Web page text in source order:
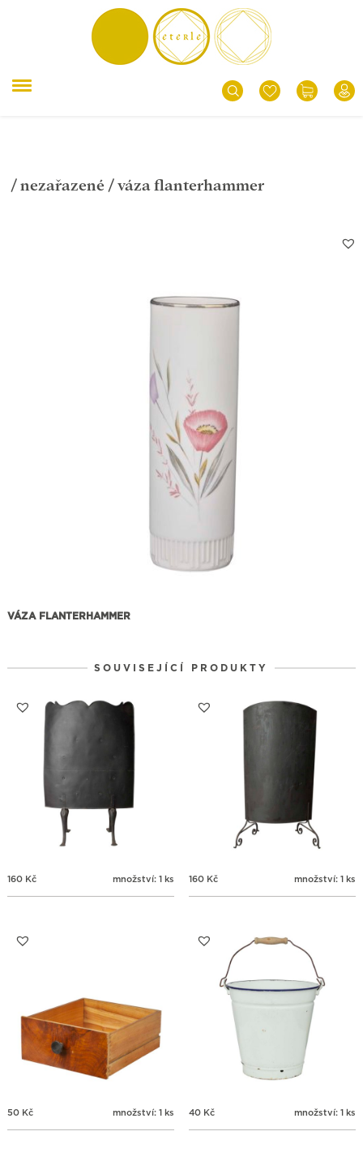
/ nezařazené / váza flanterhammer
VÁZA FLANTERHAMMER
SOUVISEJÍCÍ PRODUKTY
160 Kč množství: 1 ks 160 Kč množství: 1 ks
50 Kč množství: 1 ks 40 Kč množství: 1 ks